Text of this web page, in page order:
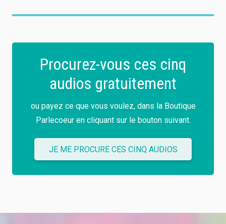
Procurez-vous ces cinq
audios gratuitement
ou payez ce que vous voulez, dans la Boutique
Parlecoeur en cliquant sur le bouton suivant.
JE ME PROCURE CES CINQ AUDIOS